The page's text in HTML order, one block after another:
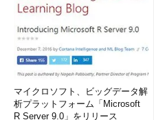
マイクロソフト、ビッグデータ解
析プラットフォーム「Microsoft
R Server 9.0」をリリース